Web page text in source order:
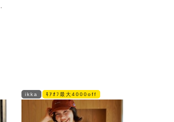
ikka ﾓｱｵﾌ最大4000off